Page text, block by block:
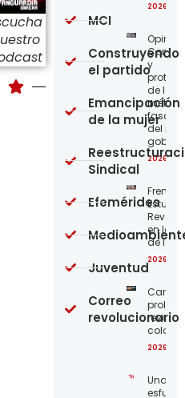
2026-
y
de los
del
2026-
Frente
en la
de los
2026-
Carta
2026-
MCI
Construyendo
el partido
Emancipación
de la mujer
Sindical
Efemérides
Juventud
Correo
revolucionario